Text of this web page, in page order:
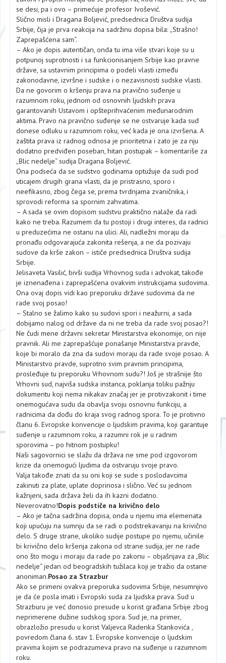
se desi, pa i ovo – primećuje profesor Ivošević.
Slično misli i Dragana Boljević, predsednica Društva sudija
Srbije, čija je prva reakcija na sadržinu dopisa bila: „Strašno!
Zaprepašćena sam“.
– Ako je dopis autentičan, onda tu ima više stvari koje su u
potpunoj suprotnosti i sa funkcionisanjem Srbije kao pravne
države, sa ustavnim principima o podeli vlasti između
zakonodavne, izvršne i sudske i o nezavisnosti sudske vlasti.
Da ne govorim o kršenju prava na pravično suđenje u
razumnom roku, jednom od osnovnih ljudskih prava
garantovanih Ustavom i opšteprihvaćenim međunarodnim
aktima. Pravo na pravično suđenje se ne ostvaruje kada sud
donese odluku u razumnom roku, već kada je ona izvršena. A
zaštita prava iz radnog odnosa je prioritetna i zato je za nju
dodatno predviđen poseban, hitan postupak – komentariše za
„Blic nedelje“ sudija Dragana Boljević.
Ona podseća da se sudstvo godinama optužuje da sudi pod
uticajem drugih grana vlasti, da je pristrasno, sporo i
neefikasno, zbog čega se, prema tvrdnjama zvaničnika, i
sprovodi reforma sa spornim zahvatima.
– A sada se ovim dopisom sudstvu praktično nalaže da radi
kako ne treba. Razumem da tu postoji i drugi interes, da radnici
u preduzećima ne ostanu na ulici. Ali, nadležni moraju da
pronađu odgovarajuća zakonita rešenja, a ne da pozivaju
sudove da krše zakon – ističe predsednica Društva sudija
Srbije.
Jelisaveta Vasilić, bivši sudija Vrhovnog suda i advokat, takođe
je iznenađena i zaprepašćena ovakvim instrukcijama sudovima.
Ona ovaj dopis vidi kao preporuku države sudovima da ne
rade svoj posao!
– Stalno se žalimo kako su sudovi spori i neažurni, a sada
dobijamo nalog od države da ni ne treba da rade svoj posao?!
Ne čudi mene državni sekretar Ministarstva ekonomije, on nije
pravnik. Ali me zaprepašćuje ponašanje Ministarstva pravde,
koje bi moralo da zna da sudovi moraju da rade svoje posao. A
Ministarstvo pravde, suprotno svim pravnim principima,
prosleđuje tu preporuku Vrhovnom sudu?! Još je strašnije što
Vrhovni sud, najviša sudska instanca, poklanja toliku pažnju
dokumentu koji nema nikakav značaj jer je protivzakonit i time
onemogućava sudu da obavlja svoju osnovnu funkciju, a
radnicima da dođu do kraja svog radnog spora. To je protivno
članu 6. Evropske konvencije o ljudskim pravima, koji garantuje
suđenje u razumnom roku, a razumni rok je u radnim
sporovima – po hitnom postupku!
Naši sagovornici se slažu da država ne sme pod izgovorom
krize da onemogući ljudima da ostvaruju svoje pravo.
Valja takođe znati da su oni koji se sude s poslodavcima
zakinuti za plate, uplate doprinosa i slično. Već su jednom
kažnjeni, sada država želi da ih kazni dodatno.
Neverovatno!Dopis podstiče na krivično delo
– Ako je tačna sadržina dopisa, onda u njemu ima elemenata
koji upućuju na sumnju da se radi o podstrekavanju na krivično
delo. S druge strane, ukoliko sudije postupe po njemu, učinile
bi krivično delo kršenja zakona od strane sudija, jer ne rade
ono što mogu i moraju da rade po zakonu – objašnjava za „Blic
nedelje“ jedan od beogradskih tužilaca koji je tražio da ostane
anoniman.Posao za Strazbur
Ako se primeni ovakva preporuka sudovima Srbije, nesumnjivo
je da će posla imati i Evropski suda za ljudska prava. Sud u
Strazburu je već donosio presude u korist građana Srbije zbog
neprimerene dužine sudskog spora. Sud je, na primer,
obrazložio presudu u korist Valjevca Radenka Stankovića ,
povredom člana 6. stav 1. Evropske konvencije o ljudskim
pravima kojim se podrazumeva pravo na suđenje u razumnom
roku.